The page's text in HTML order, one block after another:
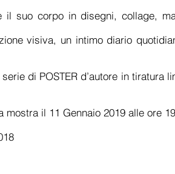
il suo corpo in disegni, collage,
visiva, un intimo diario
di POSTER d’autore in tiratura
il 11 Gennaio 2019 alle ore